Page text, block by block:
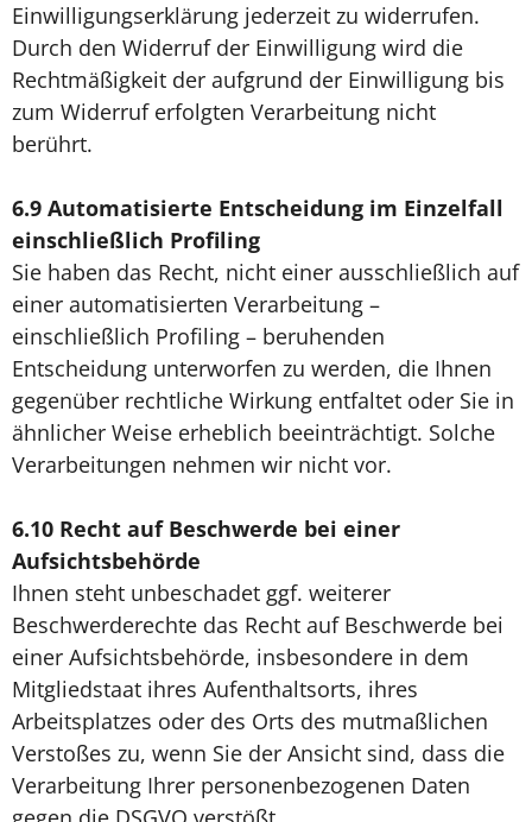
Einwilligungserklärung jederzeit zu widerrufen.
Durch den Widerruf der Einwilligung wird die
Rechtmäßigkeit der aufgrund der Einwilligung bis
zum Widerruf erfolgten Verarbeitung nicht
berührt.
6.9 Automatisierte Entscheidung im Einzelfall
einschließlich Profiling
Sie haben das Recht, nicht einer ausschließlich auf
einer automatisierten Verarbeitung –
einschließlich Profiling – beruhenden
Entscheidung unterworfen zu werden, die Ihnen
gegenüber rechtliche Wirkung entfaltet oder Sie in
ähnlicher Weise erheblich beeinträchtigt. Solche
Verarbeitungen nehmen wir nicht vor.
6.10 Recht auf Beschwerde bei einer
Aufsichtsbehörde
Ihnen steht unbeschadet ggf. weiterer
Beschwerderechte das Recht auf Beschwerde bei
einer Aufsichtsbehörde, insbesondere in dem
Mitgliedstaat ihres Aufenthaltsorts, ihres
Arbeitsplatzes oder des Orts des mutmaßlichen
Verstoßes zu, wenn Sie der Ansicht sind, dass die
Verarbeitung Ihrer personenbezogenen Daten